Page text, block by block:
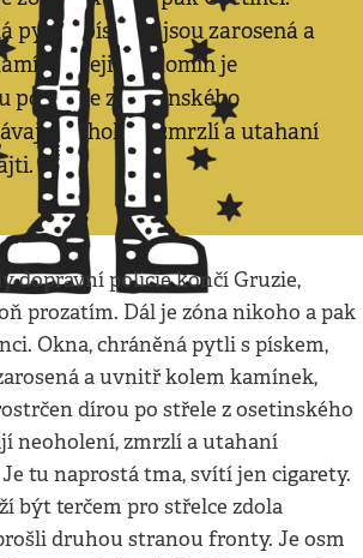
pytli s pískem, jsou zarosená a
jejichž komín je
po střele z osetinského
neoholení, zmrzlí a utahaní
dopravní policie končí Gruzie,
prozatím. Dál je zóna nikoho a pak
Okna, chráněná pytli s pískem,
a uvnitř kolem kamínek,
dírou po střele z osetinského
neoholení, zmrzlí a utahaní
tu naprostá tma, svítí jen cigarety.
být terčem pro střelce zdola
druhou stranou fronty. Je osm